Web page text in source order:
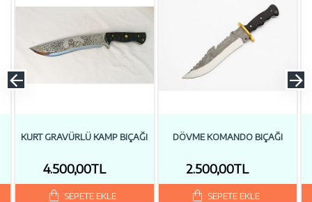
KURT GRAVÜRLÜ KAMP BIÇAĞI
4.500,00TL
SEPETE EKLE
DÖVME KOMANDO BIÇAĞI
2.500,00TL
SEPETE EKLE